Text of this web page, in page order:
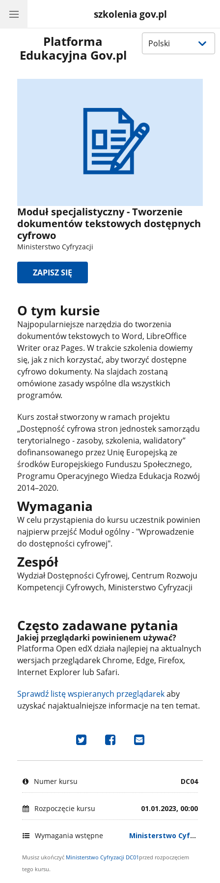
szkolenia gov.pl
Wybierz
język
Platforma
Edukacyjna Gov.pl
Moduł specjalistyczny - Tworzenie
dokumentów tekstowych dostępnych
cyfrowo
Ministerstwo Cyfryzacji
ZAPISZ SIĘ
O tym kursie
Najpopularniejsze narzędzia do tworzenia
dokumentów tekstowych to Word, LibreOffice
Writer oraz Pages. W trakcie szkolenia dowiemy
się, jak z nich korzystać, aby tworzyć dostępne
cyfrowo dokumenty. Na slajdach zostaną
omówione zasady wspólne dla wszystkich
programów.
Kurs został stworzony w ramach projektu
„Dostępność cyfrowa stron jednostek samorządu
terytorialnego - zasoby, szkolenia, walidatory”
dofinansowanego przez Unię Europejską ze
środków Europejskiego Funduszu Społecznego,
Programu Operacyjnego Wiedza Edukacja Rozwój
2014–2020.
Wymagania
W celu przystąpienia do kursu uczestnik powinien
najpierw przejść Moduł ogólny - "Wprowadzenie
do dostępności cyfrowej".
Zespół
Wydział Dostępności Cyfrowej, Centrum Rozwoju
Kompetencji Cyfrowych, Ministerstwo Cyfryzacji
Często zadawane pytania
Jakiej przeglądarki powinienem używać?
Platforma Open edX działa najlepiej na aktualnych
wersjach przeglądarek Chrome, Edge, Firefox,
Internet Explorer lub Safari.
Sprawdź listę wspieranych przeglądarekaby
uzyskać najaktualniejsze informacje na ten temat.
Udostępnij
na
Tweeterze,
się
na
ten
kurs
Udostępnij
na
Facebook'u
się,
zapisałeś
się
ten
Wyślij
e-
mail
pochwal
się,
że
zapisałeś
się
ten
Numer kursu DC04
Rozpoczęcie kursu 01.01.2023, 00:00
Wymagania wstępne Ministerstwo Cyfryzacji DC01
Musisz ukończyć Ministerstwo Cyfryzacji DC01 przed rozpoczęciem
tego kursu.